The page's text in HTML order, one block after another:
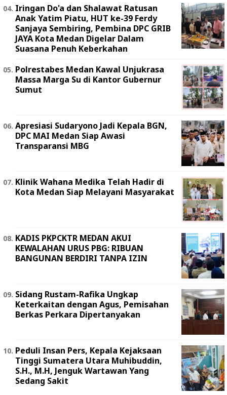
Iringan Do'a dan Shalawat Ratusan
Anak Yatim Piatu, HUT ke-39 Ferdy
Sanjaya Sembiring, Pembina DPC GRIB
JAYA Kota Medan Digelar Dalam
Suasana Penuh Keberkahan
Polrestabes Medan Kawal Unjukrasa
Massa Marga Su di Kantor Gubernur
Sumut
Apresiasi Sudaryono Jadi Kepala BGN,
DPC MAI Medan Siap Awasi
Transparansi MBG
Klinik Wahana Medika Telah Hadir di
Kota Medan Siap Melayani Masyarakat
KADIS PKPCKTR MEDAN AKUI
KEWALAHAN URUS PBG: RIBUAN
BANGUNAN BERDIRI TANPA IZIN
Sidang Rustam-Rafika Ungkap
Keterkaitan dengan Agus, Pemisahan
Berkas Perkara Dipertanyakan
Peduli Insan Pers, Kepala Kejaksaan
Tinggi Sumatera Utara Muhibuddin,
S.H., M.H, Jenguk Wartawan Yang
Sedang Sakit